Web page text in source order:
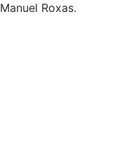
Manuel Roxas.